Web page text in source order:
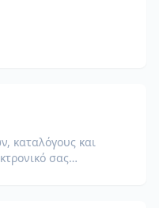
καταλόγους και
σας